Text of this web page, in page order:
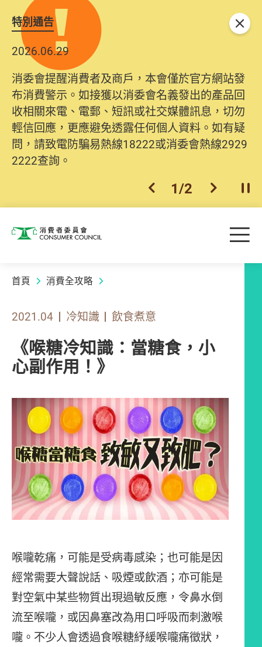
特別通告
2026.06.29
消委會提醒消費者及商戶，本會僅於官方網站發
布消費警示。如接獲以消委會名義發出的產品回
收相關來電、電郵、短訊或社交媒體訊息，切勿
輕信回應，更應避免透露任何個人資料。如有疑
問，請致電防騙易熱線18222或消委會熱線2929
2222查詢。
上一個
1/2 下一個開
關閉
消費者委員會 目
首頁 消費全攻略
2021.04 冷知識 飲食煮意
《喉糖冷知識：當糖食，小
心副作用！》
喉嚨乾痛，可能是受病毒感染；也可能是因
經常需要大聲說話、吸煙或飲酒；亦可能是
對空氣中某些物質出現過敏反應，令鼻水倒
流至喉嚨，或因鼻塞改為用口呼吸而刺激喉
嚨。不少人會透過食喉糖紓緩喉嚨痛徵狀，